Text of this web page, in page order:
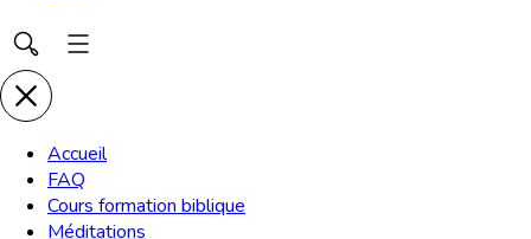
Accueil
FAQ
Cours formation biblique
Méditations